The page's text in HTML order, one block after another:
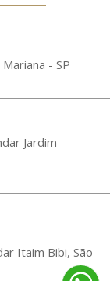
- SP
Jardim
Itaim Bibi, São